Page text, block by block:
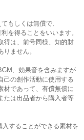
もしくは無償で、
を得ることをいいます。
得は、前号同様、知的財
ません。
、効果音を含みますが
己の創作活動に使用する
材であって、有償無償に
たは出品者から購入者等
することができる素材を